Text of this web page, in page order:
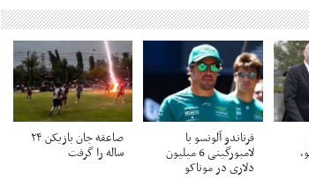
فرناندو آلونسو با
لامبورگینی 6 میلیون
دلاری در موناکو
صاعقه جان بازیکن ۲۴
ساله را گرفت